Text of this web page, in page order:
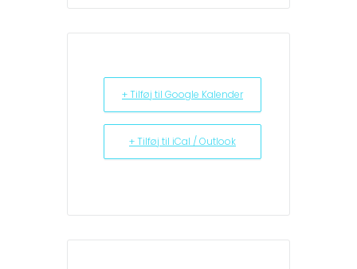
+ Tilføj til Google Kalender
+ Tilføj til iCal / Outlook